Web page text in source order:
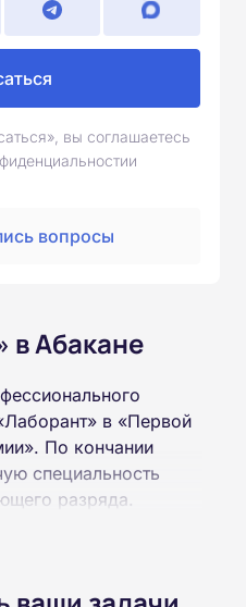
вы соглашаетесь
вопросы
в Абакане
в «Первой
По кончании
специальность
разряда.
удостоверение